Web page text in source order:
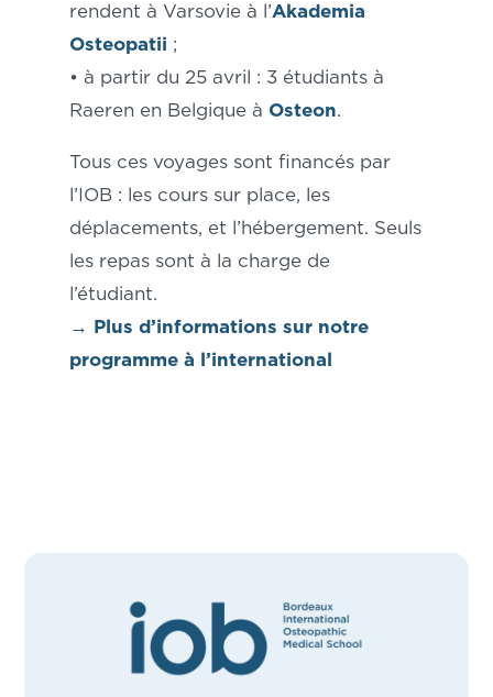
rendent à Varsovie à l’Akademia
Osteopatii ;
• à partir du 25 avril : 3 étudiants à
Raeren en Belgique à Osteon.
Tous ces voyages sont financés par
l’IOB : les cours sur place, les
déplacements, et l’hébergement. Seuls
les repas sont à la charge de
l’étudiant.
→
Plus d’informations sur notre
programme à l’international